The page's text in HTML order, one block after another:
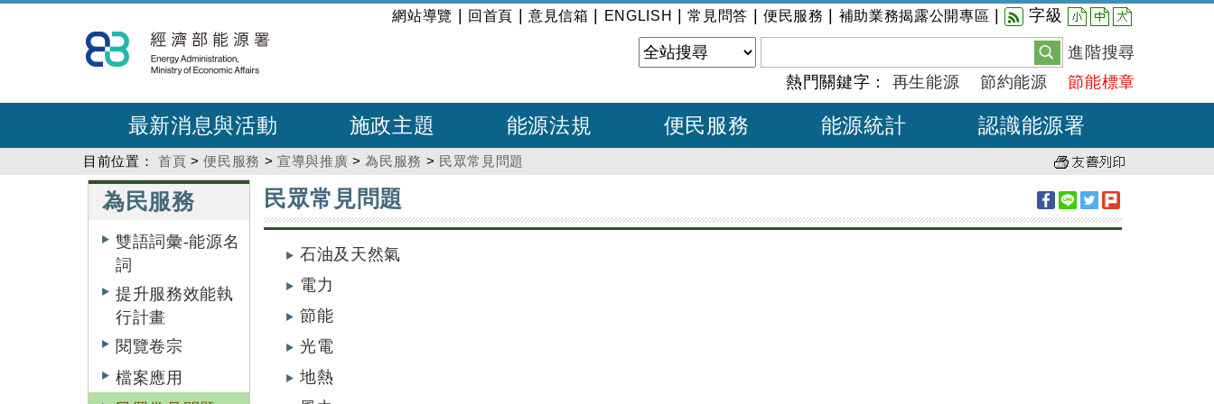
到
主
內
:::
網站導覽 回首頁 意見信箱 ENGLISH |常見問答 便民服務 補助業務揭露公開專區 字級 小 中 大
進階搜尋
熱門關鍵字： 再生能源 節約能源 節能標章
最新消息與活動 施政主題 能源法規 便民服務 能源統計 認識能源署
目前位置： 首頁 >便民服務 >宣導與推廣 >為民服務 > 民眾常見問題
為民服務
雙語詞彙-能源名
詞
提升服務效能執
行計畫
閱覽卷宗
檔案應用
:::
民眾常見問題
石油及天然氣
電力
節能
光電
地熱